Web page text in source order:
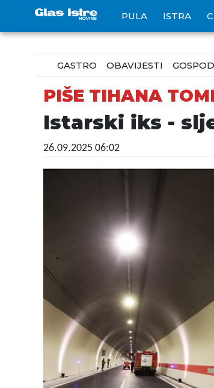
PULA ISTRA
GASTRO OBAVIJESTI
PIŠE TIHANA
Istarski iks -
26.09.2025 06:02